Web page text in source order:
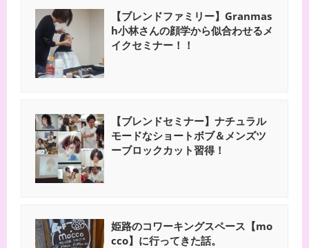
【ブレンドファミリー】Granmas
h小林さんの顔学から似合わせるメ
イクセミナー！！
【ブレンドセミナー】ナチュラル
モードなショートボブ＆メンズツ
ーブロックカット習得！
姫路のコワーキングスペース【mo
cco】に行ってきた話。